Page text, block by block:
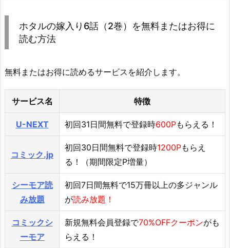
ホタルの嫁入り6話（2巻）を無料またはお得に
読む方法
無料またはお得に読めるサービスを紹介します。
サービス名 特徴
U-NEXT 初回31日間無料で登録時600Pもらえる！
コミック.jp
初回30日間無料で登録時1200Pもらえ
る！（期間限定P増量）
シーモア読
み放題
初回7日間無料で15万冊以上の多ジャンル
が読み放題！
コミックシ
ーモア
新規無料会員登録で70%OFFクーポンがも
らえる！